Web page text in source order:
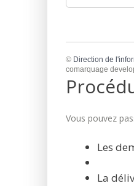
© Direction de
comarquage
Vous pouvez
Les
La